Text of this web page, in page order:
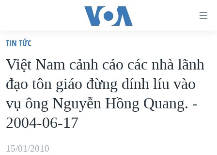
truy
cập
Tới
nội
dung
chính
Tới
VIỆT NAM
HOA KỲ
BIỂN ĐÔNG
THẾ GIỚI
TIN TỨC
Việt Nam cảnh cáo các nhà lãnh
đạo tôn giáo đừng dính líu vào
vụ ông Nguyễn Hồng Quang. -
2004-06-17
15/01/2010